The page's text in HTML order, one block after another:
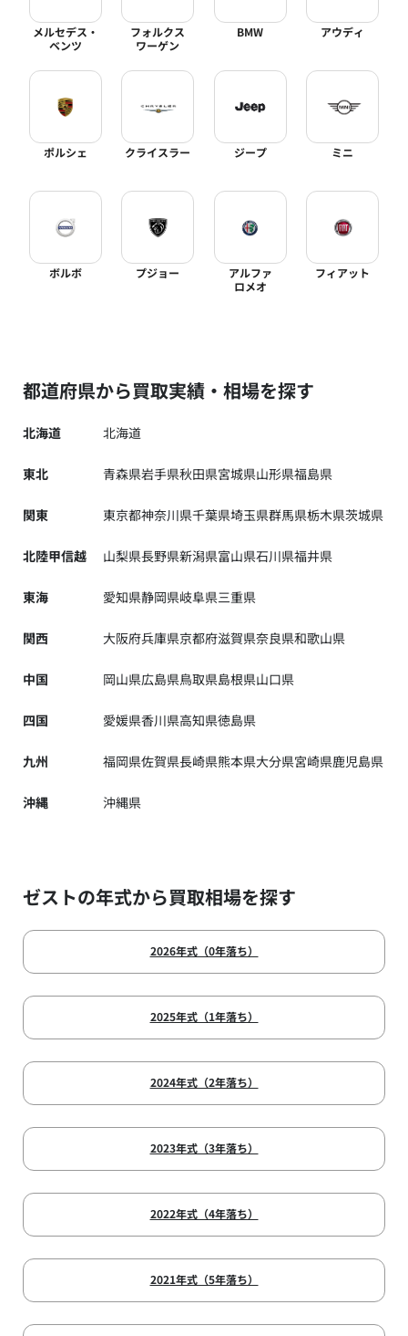
メルセデス・
ベンツ
フォルクス
ワーゲン
BMW アウディ
ポルシェ クライスラー ジープ ミニ
ボルボ プジョー
アルファ
ロメオ
フィアット
都道府県から買取実績・相場を探す
北海道 北海道
東北 青森県岩手県秋田県宮城県山形県福島県
関東 東京都神奈川県千葉県埼玉県群馬県栃木県茨城県
北陸甲信越 山梨県長野県新潟県富山県石川県福井県
東海 愛知県静岡県岐阜県三重県
関西 大阪府兵庫県京都府滋賀県奈良県和歌山県
中国 岡山県広島県鳥取県島根県山口県
四国 愛媛県香川県高知県徳島県
九州 福岡県佐賀県長崎県熊本県大分県宮崎県鹿児島県
沖縄 沖縄県
ゼストの年式から買取相場を探す
2026年式（0年落ち）
2025年式（1年落ち）
2024年式（2年落ち）
2023年式（3年落ち）
2022年式（4年落ち）
2021年式（5年落ち）